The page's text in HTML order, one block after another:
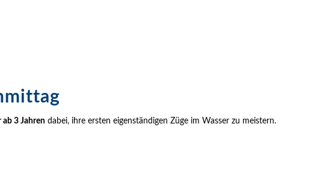
ab 3 Jahrendabei, ihre ersten eigenständigen Züge im Wasser zu meistern.